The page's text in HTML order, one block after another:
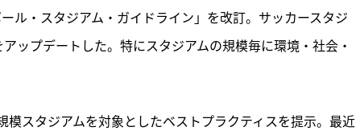
ル・スタジアム・ガイドライン」を改訂。サッカースタジ
ップデートした。特にスタジアムの規模毎に環境・社会・
スタジアムを対象としたベストプラクティスを提示。最近